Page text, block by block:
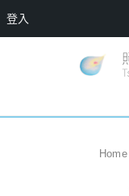
登入
生態
Home